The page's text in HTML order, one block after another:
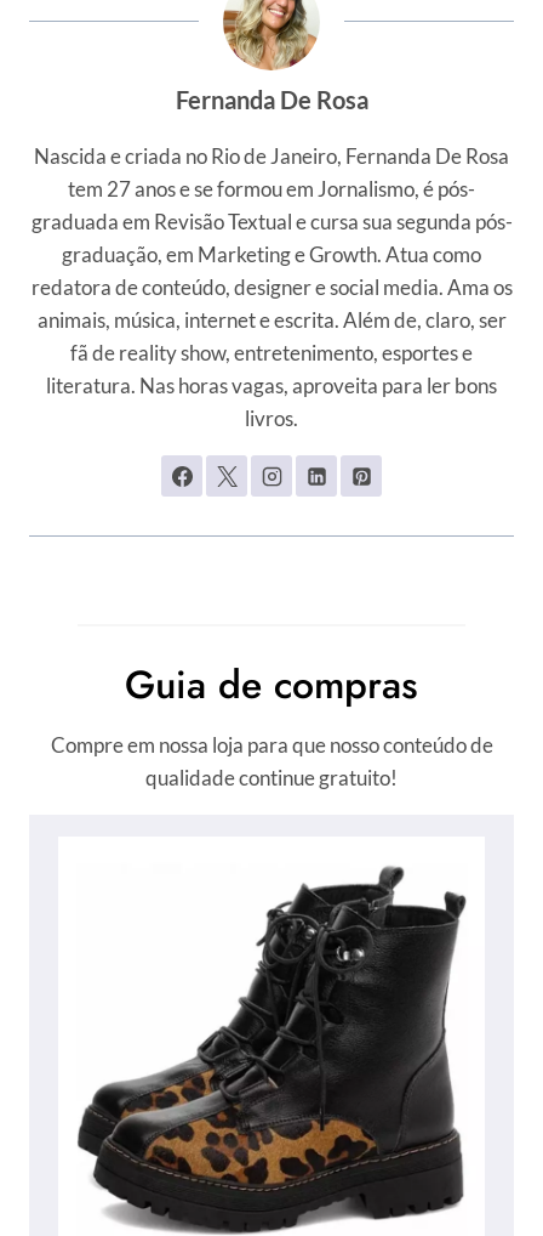
Fernanda De Rosa
Nascida e criada no Rio de Janeiro, Fernanda De Rosa
tem 27 anos e se formou em Jornalismo, é pós-
graduada em Revisão Textual e cursa sua segunda pós-
graduação, em Marketing e Growth. Atua como
redatora de conteúdo, designer e social media. Ama os
animais, música, internet e escrita. Além de, claro, ser
fã de reality show, entretenimento, esportes e
literatura. Nas horas vagas, aproveita para ler bons
livros.
Guia de compras
Compre em nossa loja para que nosso conteúdo de
qualidade continue gratuito!